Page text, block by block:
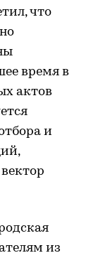
что
время в
актов
и
из